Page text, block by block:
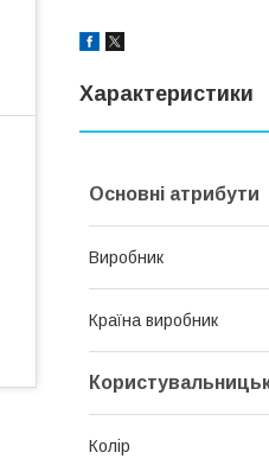
Характеристики
Основні атрибути
Виробник
Країна виробник
Колір